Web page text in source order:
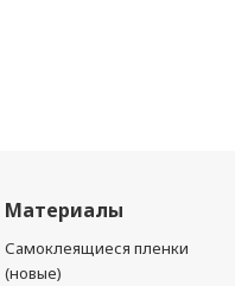
Материалы
Самоклеящиеся пленки
(новые)